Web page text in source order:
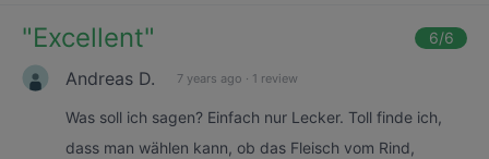
"Excellent" 6/6
Andreas D. 7 years ago · 1 review
Was soll ich sagen? Einfach nur Lecker. Toll finde ich,
dass man wählen kann, ob das Fleisch vom Rind,